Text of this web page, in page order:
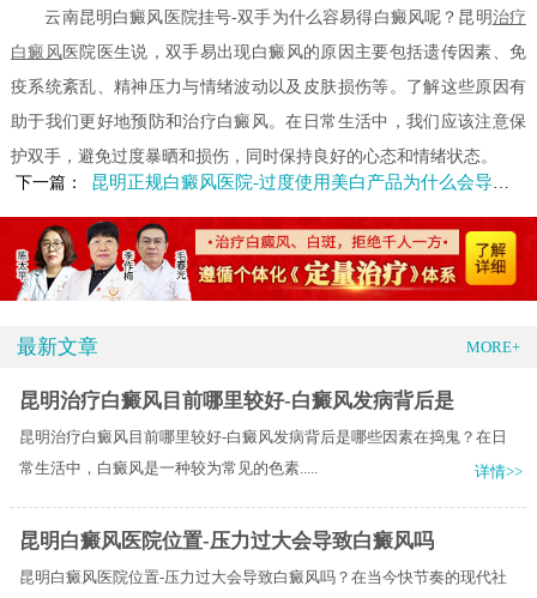
云南昆明白癜风医院挂号-双手为什么容易得白癜风呢？昆明治疗
白癜风 医院医生说，双手易出现白癜风的原因主要包括遗传因素、免
疫系统紊乱、精神压力与情绪波动以及皮肤损伤等。了解这些原因有
助于我们更好地预防和治疗白癜风。在日常生活中，我们应该注意保
护双手，避免过度暴晒和损伤，同时保持良好的心态和情绪状态。
下一篇：
昆明正规白癜风医院-过度使用美白产品为什么会导致白癜风
最新文章 MORE+
昆明治疗白癜风目前哪里较好-白癜风发病背后是
昆明治疗白癜风目前哪里较好-白癜风发病背后是哪些因素在捣鬼？在日
常生活中，白癜风是一种较为常见的色素.....
详情>>
昆明白癜风医院位置-压力过大会导致白癜风吗
昆明白癜风医院位置-压力过大会导致白癜风吗？在当今快节奏的现代社